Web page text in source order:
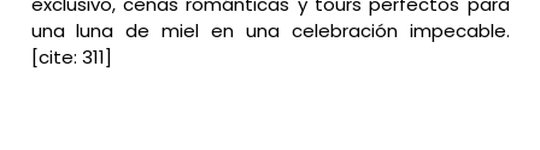
una luna de miel en una celebración impecable.
[cite: 311]